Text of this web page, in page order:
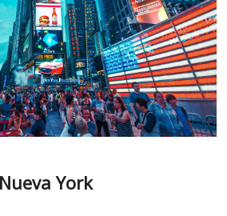
m
v
o
l
g
e
r
s
York